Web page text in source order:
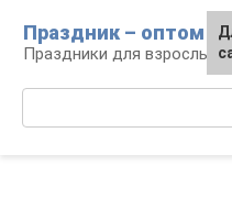
контенту
Праздник – оптом
Праздники для взрослых